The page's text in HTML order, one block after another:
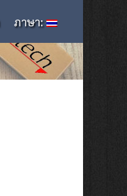
ภาษา: